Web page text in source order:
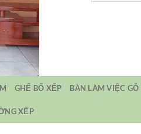
GHẾ BỐ XẾP BÀN LÀM VIỆC GỖ
XẾP